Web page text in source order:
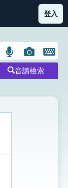
首索引表圖示
登入
語
言
搜
示
圖
片
搜
開
鍵
圖
音讀檢索